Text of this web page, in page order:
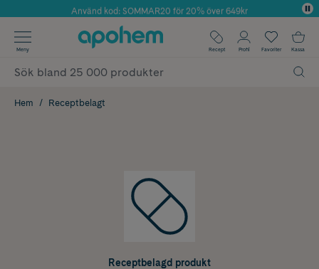
Årets Butik 2025 inom Skönhet
Använd kod: SOMMAR20 för 20% över 649kr
✓ Fri frakt
✓ Poäng på alla köp*
Meny Recept Profil Favoriter Kassa
Hem Receptbelagt
Receptbelagd produkt